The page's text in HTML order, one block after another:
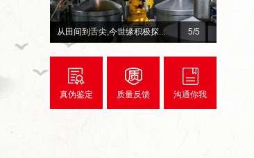
1/5
到舌尖,今世缘积极探... 总台×今世缘官宣！李宇春、...
真伪鉴定 质量反馈 沟通你我